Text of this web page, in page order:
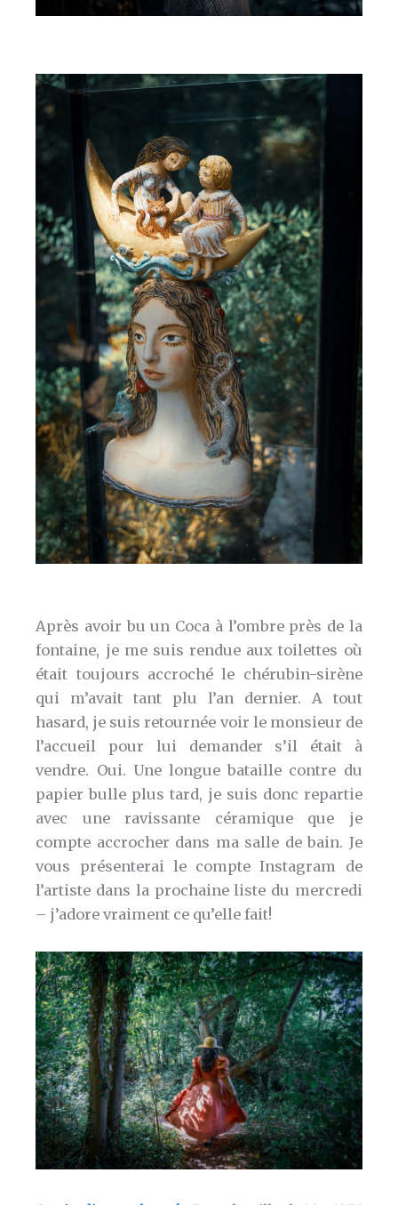
Après avoir bu un Coca à l’ombre près de la
fontaine, je me suis rendue aux toilettes où
était toujours accroché le chérubin-sirène
qui m’avait tant plu l’an dernier. A tout
hasard, je suis retournée voir le monsieur de
l’accueil pour lui demander s’il était à
vendre. Oui. Une longue bataille contre du
papier bulle plus tard, je suis donc repartie
avec une ravissante céramique que je
compte accrocher dans ma salle de bain. Je
vous présenterai le compte Instagram de
l’artiste dans la prochaine liste du mercredi
– j’adore vraiment ce qu’elle fait!